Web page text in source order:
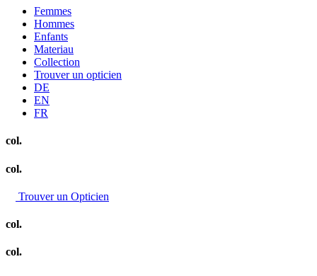
Femmes
Hommes
Enfants
Materiau
Collection
Trouver un opticien
DE
EN
FR
col.
col.
Trouver un Opticien
col.
col.